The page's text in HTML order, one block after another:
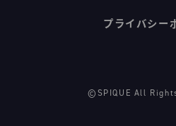
プライバシー
©SPIQUE All